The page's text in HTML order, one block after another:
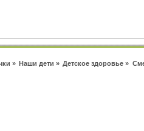
» Наши дети » Детское здоровье »